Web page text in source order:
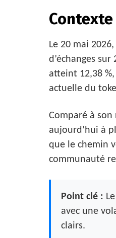
Le 20 mai
d’échanges
atteint 12,38
actuelle du
Comparé à
aujourd’hui à
que le chemin
communauté
Point clé :
avec une
clairs.